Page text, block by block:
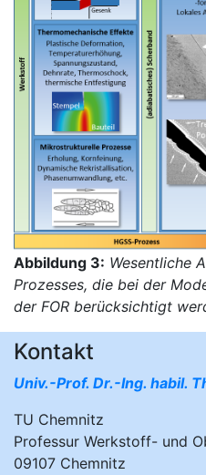
Abbildung 3: Wesentliche
Prozesses, die bei der
der FOR berücksichtigt
Kontakt
Univ.-Prof. Dr.-Ing. habil.
TU Chemnitz
Professur Werkstoff- und
09107 Chemnitz